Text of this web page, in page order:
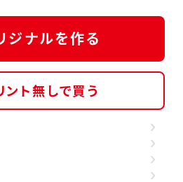
ジナルを作る
ント無しで買う